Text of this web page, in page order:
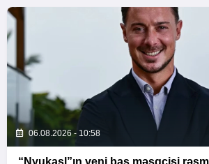
06.08.2026 - 10:58
“Nyukasl”ın yeni baş məşqçisi